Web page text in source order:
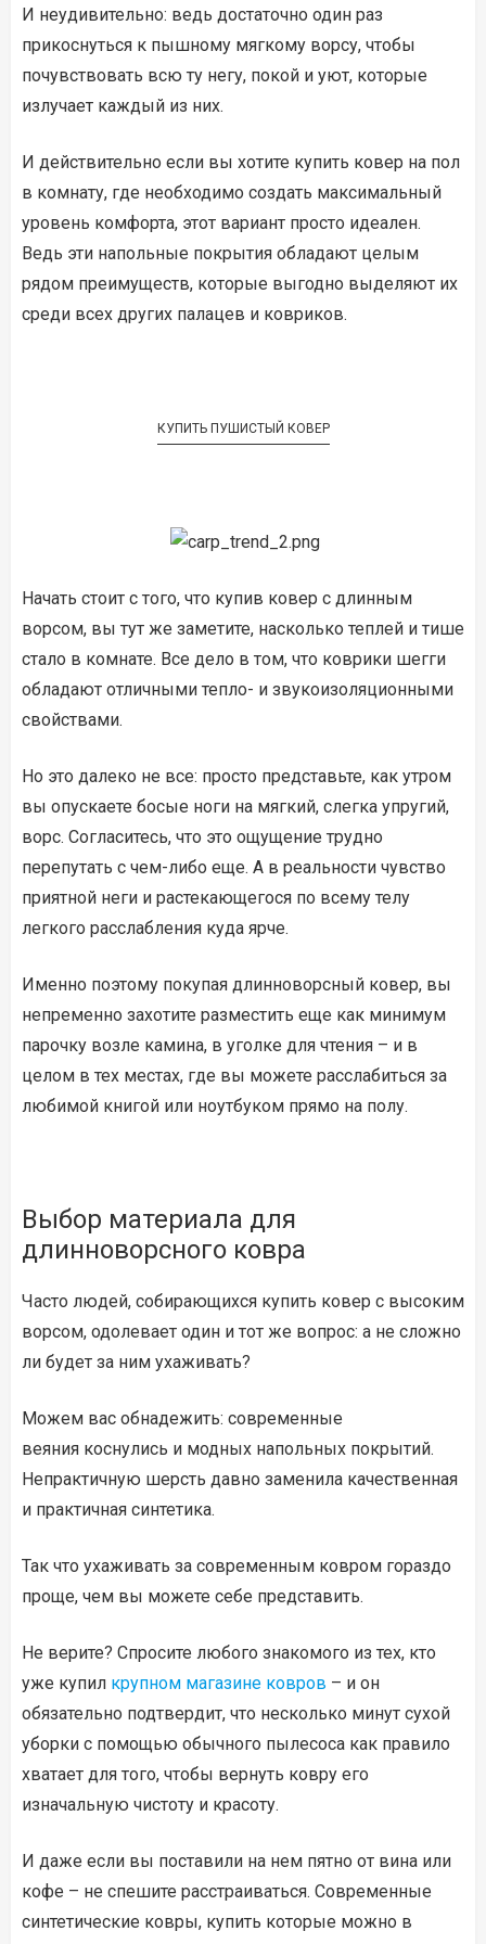
И неудивительно: ведь достаточно один раз
прикоснуться к пышному мягкому ворсу, чтобы
почувствовать всю ту негу, покой и уют, которые
излучает каждый из них.
И действительно если вы хотите купить ковер на пол
в комнату, где необходимо создать максимальный
уровень комфорта, этот вариант просто идеален.
Ведь эти напольные покрытия обладают целым
рядом преимуществ, которые выгодно выделяют их
среди всех других палацев и ковриков.
КУПИТЬ ПУШИСТЫЙ КОВЕР
Начать стоит с того, что купив ковер с длинным
ворсом, вы тут же заметите, насколько теплей и тише
стало в комнате. Все дело в том, что коврики шегги
обладают отличными тепло- и звукоизоляционными
свойствами.
Но это далеко не все: просто представьте, как утром
вы опускаете босые ноги на мягкий, слегка упругий,
ворс. Согласитесь, что это ощущение трудно
перепутать с чем-либо еще. А в реальности чувство
приятной неги и растекающегося по всему телу
легкого расслабления куда ярче.
Именно поэтому покупая длинноворсный ковер, вы
непременно захотите разместить еще как минимум
парочку возле камина, в уголке для чтения – и в
целом в тех местах, где вы можете расслабиться за
любимой книгой или ноутбуком прямо на полу.
Выбор материала для
длинноворсного ковра
Часто людей, собирающихся купить ковер с высоким
ворсом, одолевает один и тот же вопрос: а не сложно
ли будет за ним ухаживать?
Можем вас обнадежить: современные
веяния коснулись и модных напольных покрытий.
Непрактичную шерсть давно заменила качественная
и практичная синтетика.
Так что ухаживать за современным ковром гораздо
проще, чем вы можете себе представить.
Не верите? Спросите любого знакомого из тех, кто
уже купил крупном магазине ковров – и он
обязательно подтвердит, что несколько минут сухой
уборки с помощью обычного пылесоса как правило
хватает для того, чтобы вернуть ковру его
изначальную чистоту и красоту.
И даже если вы поставили на нем пятно от вина или
кофе – не спешите расстраиваться. Современные
синтетические ковры, купить которые можно в